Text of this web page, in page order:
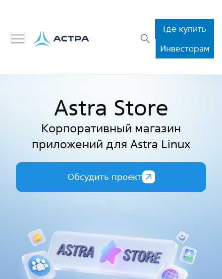
Где купить
Инвесторам
Astra Store
Корпоративный магазин
приложений для Astra Linux
Обсудить проект